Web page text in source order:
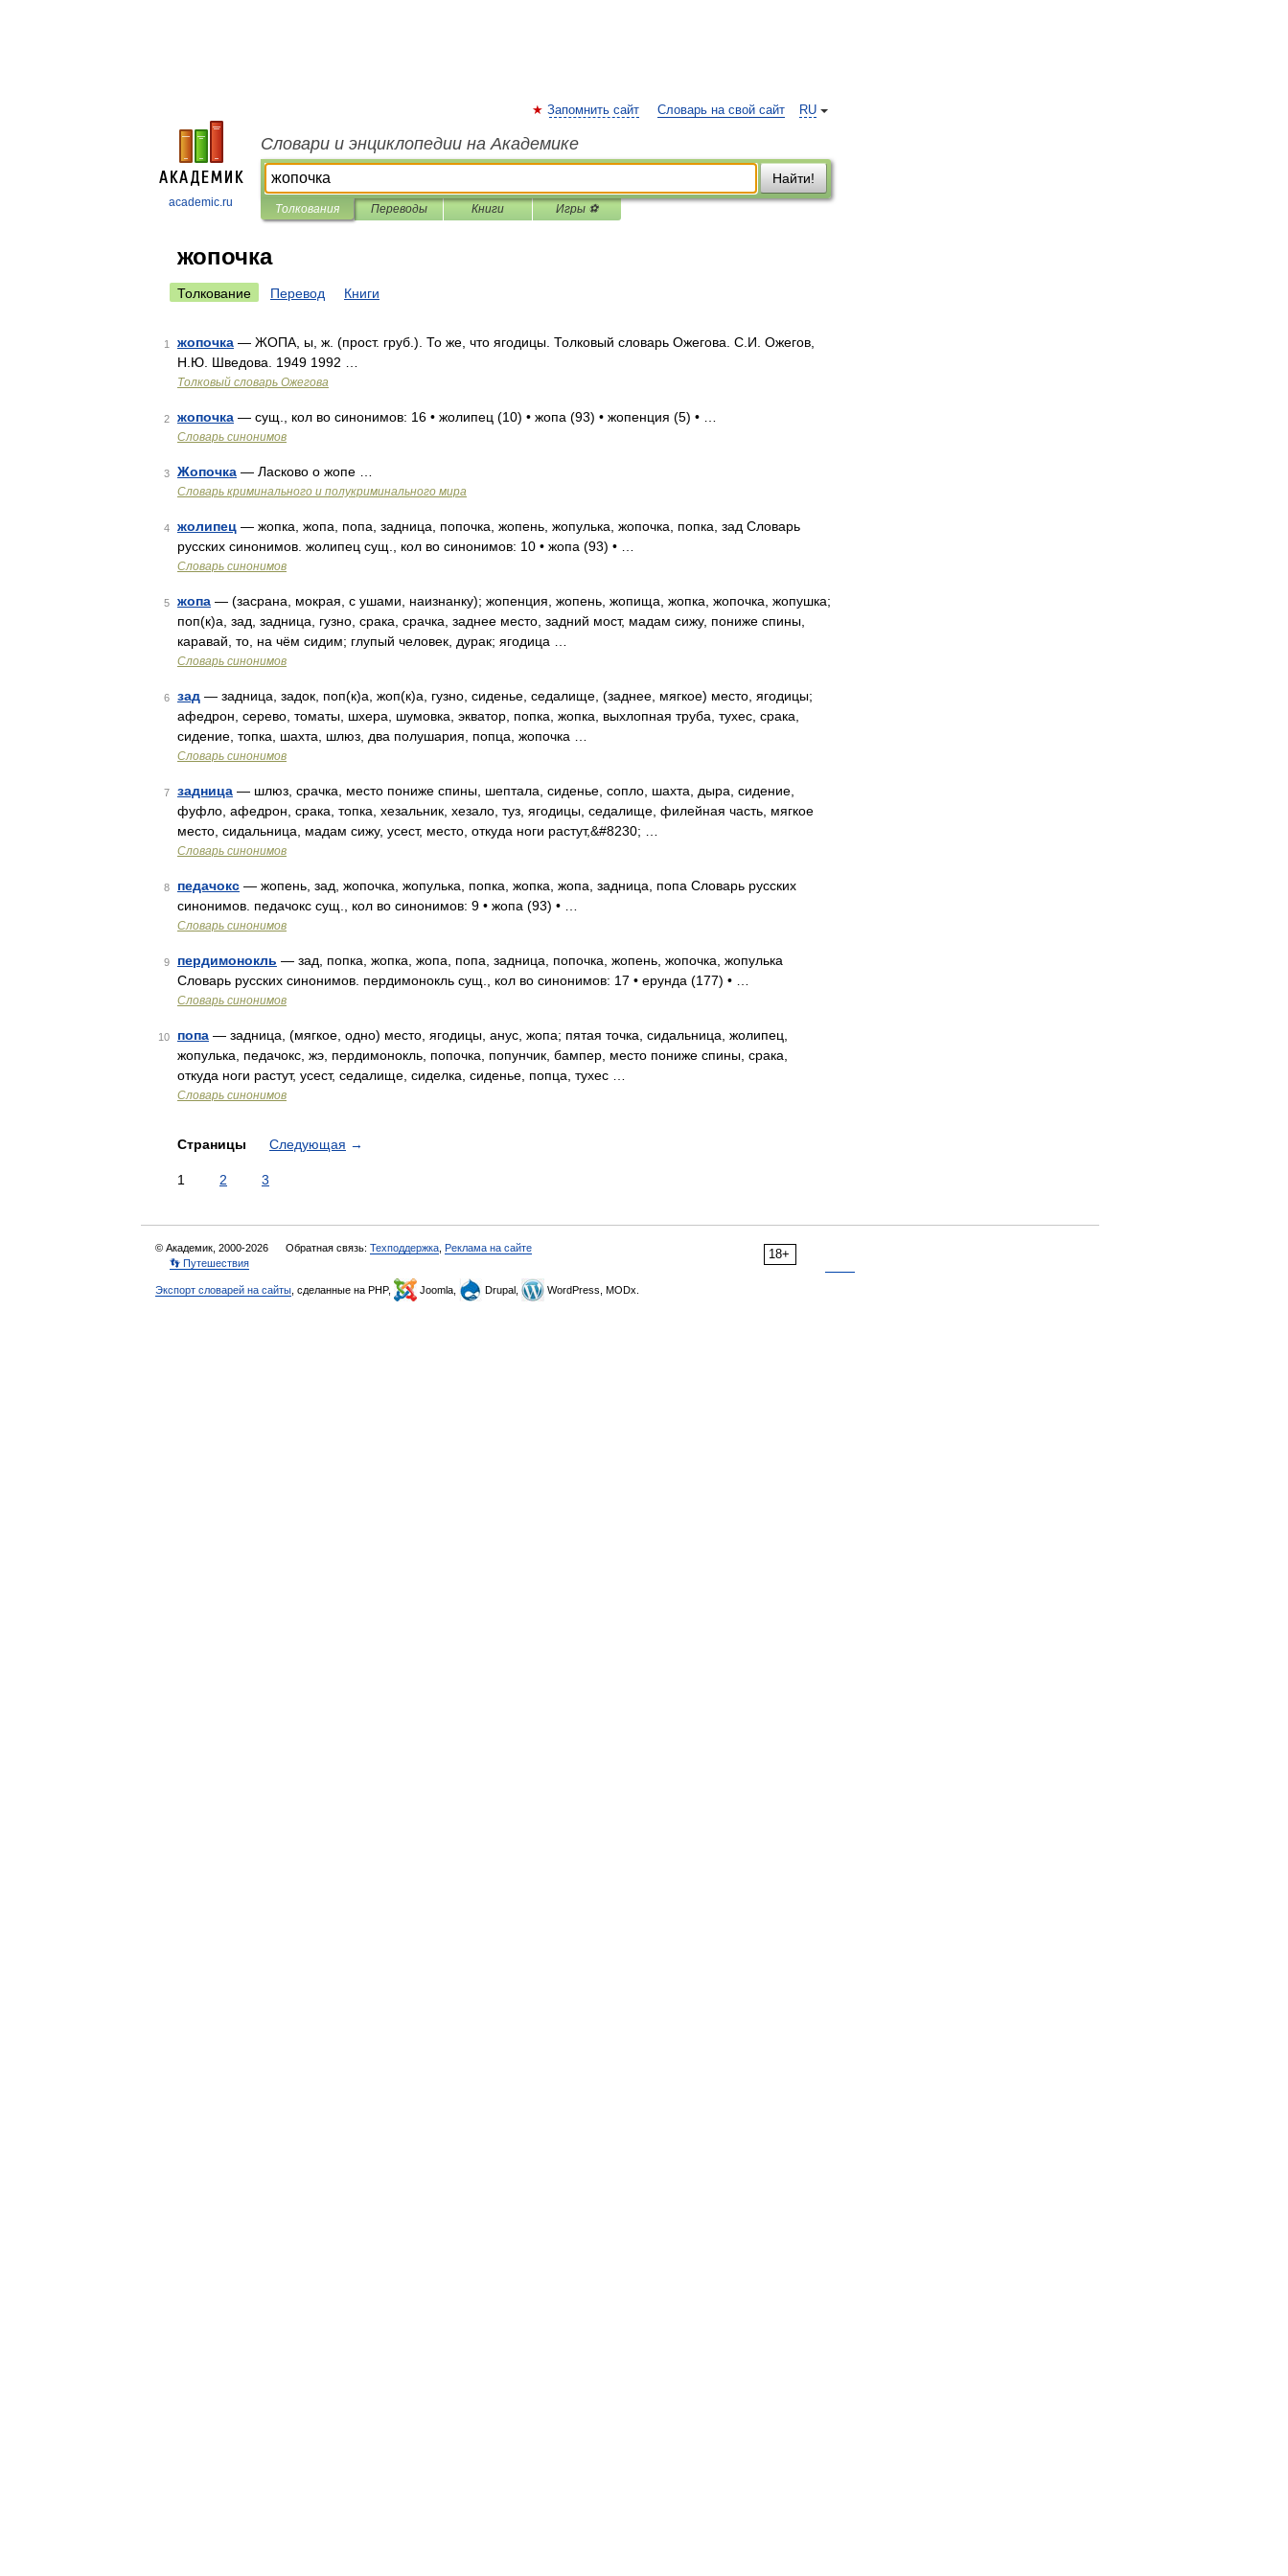
academic.ru
RU
Запомнить сайт Словарь на свой сайт
Словари и энциклопедии на Академике
Найти!
Толкования Переводы Книги Игры ⚽
жопочка
Толкование Перевод Книги
1 жопочка — ЖОПА, ы, ж. (прост. груб.). То же, что ягодицы. Толковый словарь Ожегова. С.И. Ожегов,
Н.Ю. Шведова. 1949 1992 …
Толковый словарь Ожегова
2 жопочка — сущ., кол во синонимов: 16 • жолипец (10) • жопа (93) • жопенция (5) • …
Словарь синонимов
3 Жопочка — Ласково о жопе …
Словарь криминального и полукриминального мира
4 жолипец — жопка, жопа, попа, задница, попочка, жопень, жопулька, жопочка, попка, зад Словарь
русских синонимов. жолипец сущ., кол во синонимов: 10 • жопа (93) • …
Словарь синонимов
5 жопа — (засрана, мокрая, с ушами, наизнанку); жопенция, жопень, жопища, жопка, жопочка, жопушка;
поп(к)а, зад, задница, гузно, срака, срачка, заднее место, задний мост, мадам сижу, пониже спины,
каравай, то, на чём сидим; глупый человек, дурак; ягодица …
Словарь синонимов
6 зад — задница, задок, поп(к)а, жоп(к)а, гузно, сиденье, седалище, (заднее, мягкое) место, ягодицы;
афедрон, серево, томаты, шхера, шумовка, экватор, попка, жопка, выхлопная труба, тухес, срака,
сидение, топка, шахта, шлюз, два полушария, попца, жопочка …
Словарь синонимов
7 задница — шлюз, срачка, место пониже спины, шептала, сиденье, сопло, шахта, дыра, сидение,
фуфло, афедрон, срака, топка, хезальник, хезало, туз, ягодицы, седалище, филейная часть, мягкое
место, сидальница, мадам сижу, усест, место, откуда ноги растут,&#8230; …
Словарь синонимов
8 педачокс — жопень, зад, жопочка, жопулька, попка, жопка, жопа, задница, попа Словарь русских
синонимов. педачокс сущ., кол во синонимов: 9 • жопа (93) • …
Словарь синонимов
9 пердимонокль — зад, попка, жопка, жопа, попа, задница, попочка, жопень, жопочка, жопулька
Словарь русских синонимов. пердимонокль сущ., кол во синонимов: 17 • ерунда (177) • …
Словарь синонимов
10 попа — задница, (мягкое, одно) место, ягодицы, анус, жопа; пятая точка, сидальница, жолипец,
жопулька, педачокс, жэ, пердимонокль, попочка, попунчик, бампер, место пониже спины, срака,
откуда ноги растут, усест, седалище, сиделка, сиденье, попца, тухес …
Словарь синонимов
Страницы Следующая →
1 2 3
18+
© Академик, 2000-2026 Обратная связь: Техподдержка Реклама на сайте
👣 Путешествия
Экспорт словарей на сайты , сделанные на PHP, Joomla, Drupal, WordPress, MODx.